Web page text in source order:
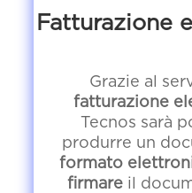
Fatturazione
Grazie al
fatturazione
Tecnos sarà
produrre un
formato
firmareil